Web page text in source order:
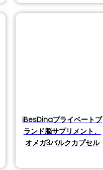
iBesDinaプライベートブ
ランド脳サプリメント、
オメガ3バルクカプセル